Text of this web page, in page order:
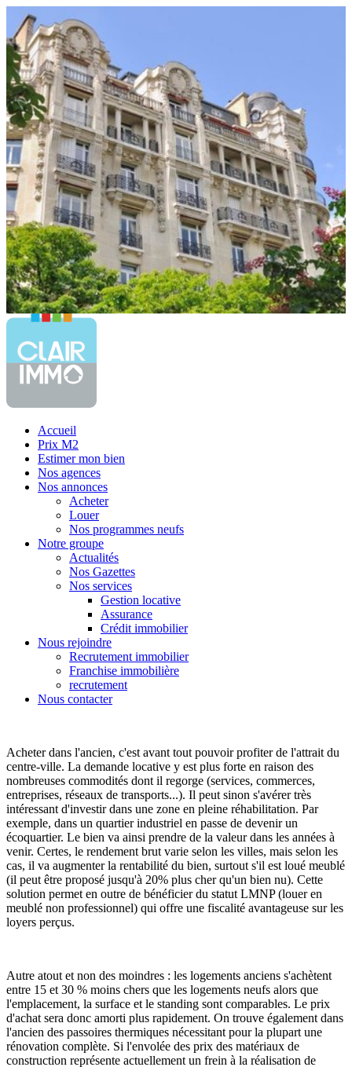
Accueil
Prix M2
Estimer mon bien
Nos agences
Nos annonces
Acheter
Louer
Nos programmes neufs
Notre groupe
Actualités
Nos Gazettes
Nos services
Gestion locative
Assurance
Crédit immobilier
Nous rejoindre
Recrutement immobilier
Franchise immobilière
recrutement
Nous contacter
Acheter dans l'ancien, c'est avant tout pouvoir profiter de l'attrait du
centre-ville. La demande locative y est plus forte en raison des
nombreuses commodités dont il regorge (services, commerces,
entreprises, réseaux de transports...). Il peut sinon s'avérer très
intéressant d'investir dans une zone en pleine réhabilitation. Par
exemple, dans un quartier industriel en passe de devenir un
écoquartier. Le bien va ainsi prendre de la valeur dans les années à
venir. Certes, le rendement brut varie selon les villes, mais selon les
cas, il va augmenter la rentabilité du bien, surtout s'il est loué meublé
(il peut être proposé jusqu'à 20% plus cher qu'un bien nu). Cette
solution permet en outre de bénéficier du statut LMNP (louer en
meublé non professionnel) qui offre une fiscalité avantageuse sur les
loyers perçus.
Autre atout et non des moindres : les logements anciens s'achètent
entre 15 et 30 % moins chers que les logements neufs alors que
l'emplacement, la surface et le standing sont comparables. Le prix
d'achat sera donc amorti plus rapidement. On trouve également dans
l'ancien des passoires thermiques nécessitant pour la plupart une
rénovation complète. Si l'envolée des prix des matériaux de
construction représente actuellement un frein à la réalisation de